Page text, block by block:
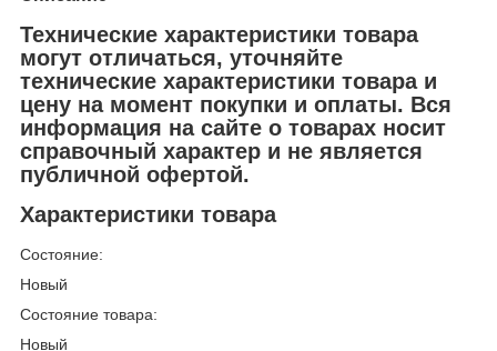
Технические характеристики товара
могут отличаться, уточняйте
технические характеристики товара и
цену на момент покупки и оплаты. Вся
информация на сайте о товарах носит
справочный характер и не является
публичной офертой.
Характеристики товара
Состояние:
Новый
Состояние товара:
Новый